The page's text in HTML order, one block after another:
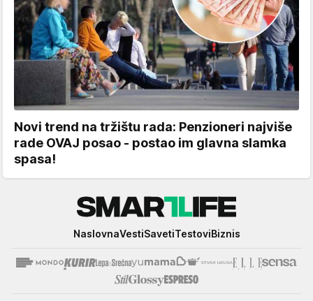
Novi trend na tržištu rada: Penzioneri najviše
rade OVAJ posao - postao im glavna slamka
spasa!
NaslovnaVestiSavetiTestoviBiznis